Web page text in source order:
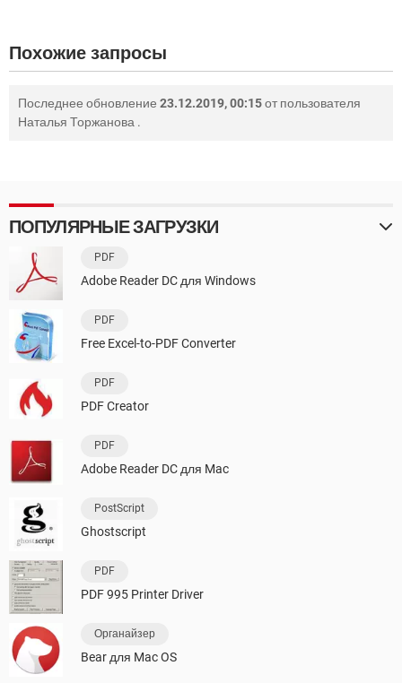
Похожие запросы
Последнее обновление 23.12.2019, 00:15от пользователя
Наталья Торжанова .
ПОПУЛЯРНЫЕ ЗАГРУЗКИ
PDF
Adobe Reader DC для Windows
PDF
Free Excel-to-PDF Converter
PDF
PDF Creator
PDF
Adobe Reader DC для Mac
PostScript
Ghostscript
PDF
PDF 995 Printer Driver
Органайзер
Bear для Mac OS